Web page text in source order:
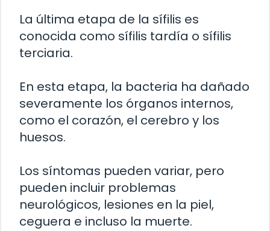
La última etapa de la sífilis es
conocida como sífilis tardía o sífilis
terciaria.
En esta etapa, la bacteria ha dañado
severamente los órganos internos,
como el corazón, el cerebro y los
huesos.
Los síntomas pueden variar, pero
pueden incluir problemas
neurológicos, lesiones en la piel,
ceguera e incluso la muerte.